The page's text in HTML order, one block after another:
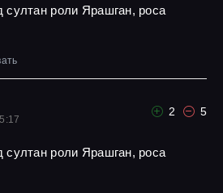
роли Ярашган, роса
2 5
роли Ярашган, роса